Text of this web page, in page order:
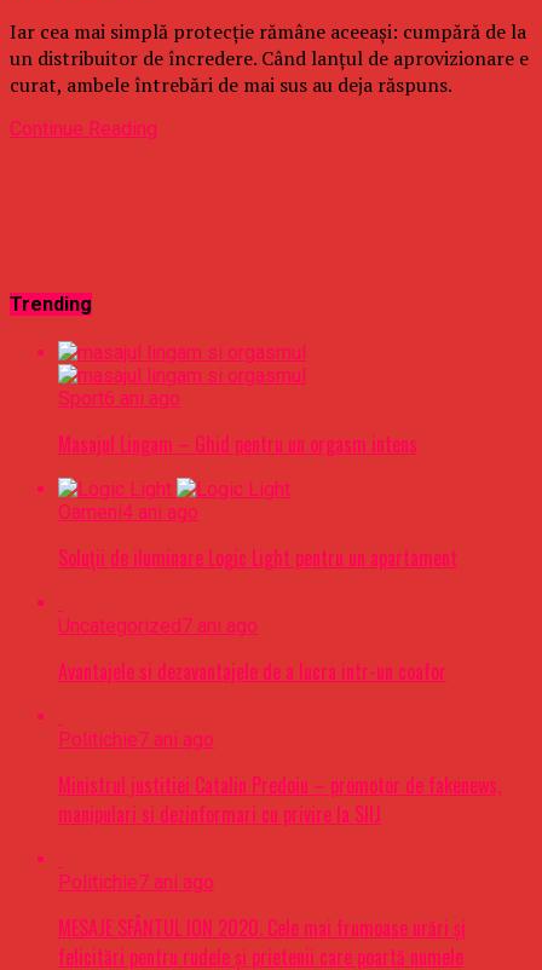
Iar cea mai simplă protecție rămâne aceeași: cumpără de la
un distribuitor de încredere. Când lanțul de aprovizionare e
curat, ambele întrebări de mai sus au deja răspuns.
Continue Reading
Trending
Sport6 ani ago
Masajul Lingam – Ghid pentru un orgasm intens
Oameni4 ani ago
Soluții de iluminare Logic Light pentru un apartament
Uncategorized7 ani ago
Avantajele si dezavantajele de a lucra intr-un coafor
Politichie7 ani ago
Ministrul justitiei Catalin Predoiu – promotor de fakenews,
manipulari si dezinformari cu privire la SIIJ
Politichie7 ani ago
MESAJE SFÂNTUL ION 2020. Cele mai frumoase urări şi
felicitări pentru rudele şi prietenii care poartă numele